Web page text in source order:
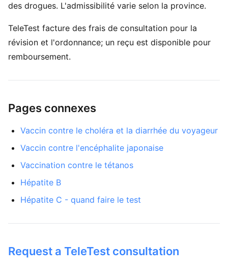
des drogues. L'admissibilité varie selon la province.
TeleTest facture des frais de consultation pour la
révision et l'ordonnance; un reçu est disponible pour
remboursement.
Pages connexes
Vaccin contre le choléra et la diarrhée du voyageur
Vaccin contre l'encéphalite japonaise
Vaccination contre le tétanos
Hépatite B
Hépatite C - quand faire le test
Request a TeleTest consultation